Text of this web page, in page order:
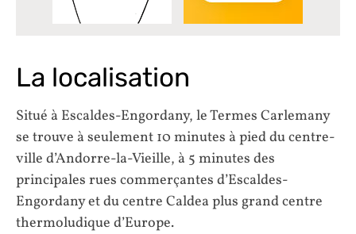
La localisation
Situé à Escaldes-Engordany, le Termes Carlemany
se trouve à seulement 10 minutes à pied du centre-
ville d’Andorre-la-Vieille, à 5 minutes des
principales rues commerçantes d’Escaldes-
Engordany et du centre Caldea plus grand centre
thermoludique d’Europe.